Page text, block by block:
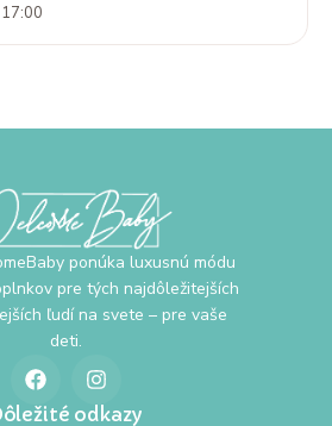
ponúka luxusnú módu
pre tých najdôležitejších
ľudí na svete – pre vaše
deti.
odkazy